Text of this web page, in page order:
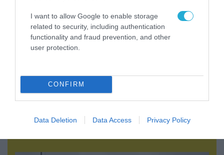
I want to allow Google to enable storage
related to security, including authentication
functionality and fraud prevention, and other
user protection.
CONFIRM
Data Deletion Data Access Privacy Policy
05.08.2026 | 22:02
Έκτακτη εκκένωση στην πόλη μετά την